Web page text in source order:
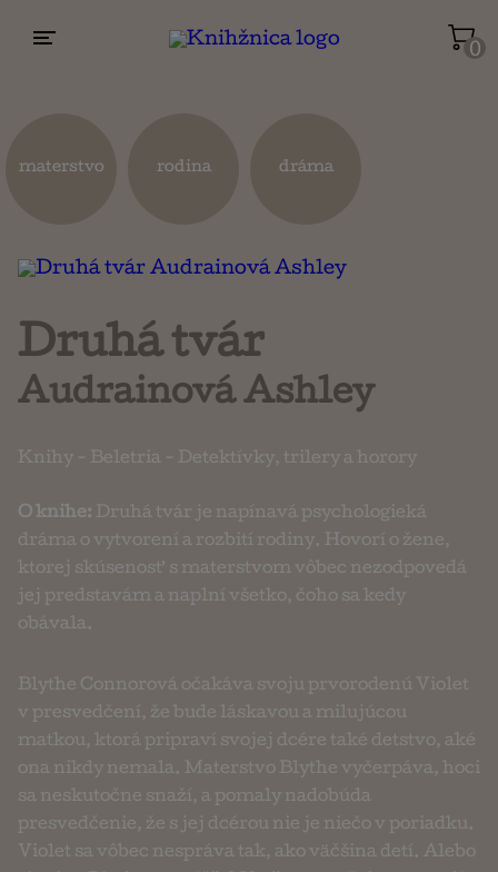
0
materstvo rodina dráma
Druhá tvár
Audrainová Ashley
Knihy - Beletria - Detektívky, trilery a horory
O knihe: Druhá tvár je napínavá psychologieká
dráma o vytvorení a rozbití rodiny. Hovorí o žene,
ktorej skúsenosť s materstvom vôbec nezodpovedá
jej predstavám a naplní všetko, čoho sa kedy
obávala.
Blythe Connorová očakáva svoju prvorodenú Violet
v presvedčení, že bude láskavou a milujúcou
matkou, ktorá pripraví svojej dcére také detstvo, aké
ona nikdy nemala. Materstvo Blythe vyčerpáva, hoci
sa neskutočne snaží, a pomaly nadobúda
presvedčenie, že s jej dcérou nie je niečo v poriadku.
Violet sa vôbec nespráva tak, ako väčšina detí. Alebo